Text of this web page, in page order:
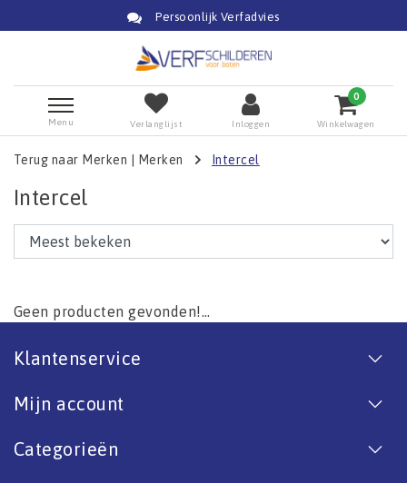
Persoonlijk Verfadvies
Menu Verlanglijst Inloggen
0
Winkelwagen
Terug naar Merken Merken Intercel
Intercel
Geen producten gevonden!...
Klantenservice
Mijn account
Categorieën